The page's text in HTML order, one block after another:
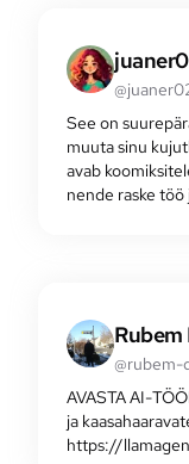
See on
muuta sinu
avab
nende raske
@rubem-
AVASTA AI-
ja
https://